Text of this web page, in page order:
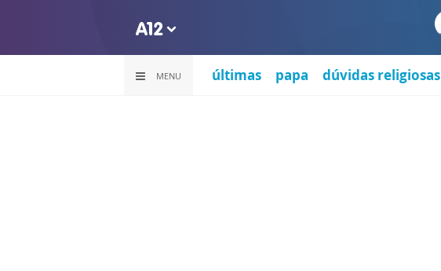
MENU últimas papa dúvidas religiosas